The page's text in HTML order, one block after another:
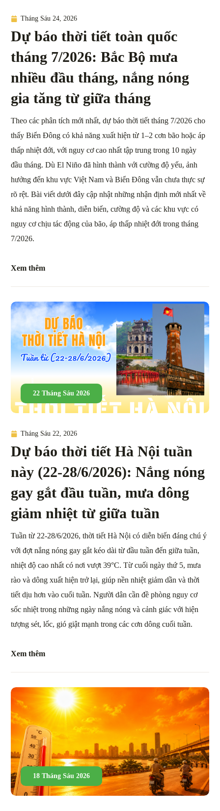
Tháng Sáu 24, 2026
Dự báo thời tiết toàn quốc
tháng 7/2026: Bắc Bộ mưa
nhiều đầu tháng, nắng nóng
gia tăng từ giữa tháng
Theo các phân tích mới nhất, dự báo thời tiết tháng 7/2026 cho
thấy Biển Đông có khả năng xuất hiện từ 1–2 cơn bão hoặc áp
thấp nhiệt đới, với nguy cơ cao nhất tập trung trong 10 ngày
đầu tháng. Dù El Niño đã hình thành với cường độ yếu, ảnh
hưởng đến khu vực Việt Nam và Biển Đông vẫn chưa thực sự
rõ rệt. Bài viết dưới đây cập nhật những nhận định mới nhất về
khả năng hình thành, diễn biến, cường độ và các khu vực có
nguy cơ chịu tác động của bão, áp thấp nhiệt đới trong tháng
7/2026.
Xem thêm
22 Tháng Sáu 2026
Tháng Sáu 22, 2026
Dự báo thời tiết Hà Nội tuần
này (22-28/6/2026): Nắng nóng
gay gắt đầu tuần, mưa dông
giảm nhiệt từ giữa tuần
Tuần từ 22-28/6/2026, thời tiết Hà Nội có diễn biến đáng chú ý
với đợt nắng nóng gay gắt kéo dài từ đầu tuần đến giữa tuần,
nhiệt độ cao nhất có nơi vượt 39°C. Từ cuối ngày thứ 5, mưa
rào và dông xuất hiện trở lại, giúp nền nhiệt giảm dần và thời
tiết dịu hơn vào cuối tuần. Người dân cần đề phòng nguy cơ
sốc nhiệt trong những ngày nắng nóng và cảnh giác với hiện
tượng sét, lốc, gió giật mạnh trong các cơn dông cuối tuần.
Xem thêm
18 Tháng Sáu 2026